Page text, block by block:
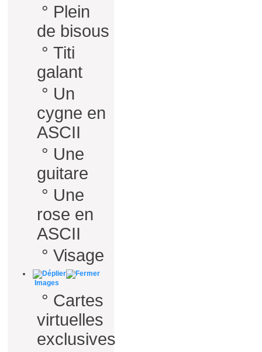
° Plein
de bisous
° Titi
galant
° Un
cygne en
ASCII
° Une
guitare
° Une
rose en
ASCII
° Visage
Images
° Cartes
virtuelles
exclusives